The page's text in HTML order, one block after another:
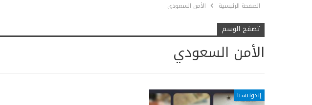
الصفحة الرئيسية الأمن السعودي
تصفح الوسم
الأمن السعودي
إندونيسيا